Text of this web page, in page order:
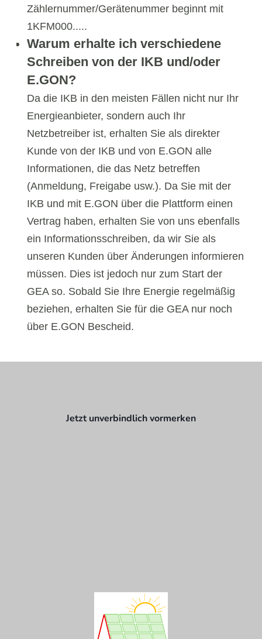
Zählernummer/Gerätenummer beginnt mit
1KFM000.....
Warum erhalte ich verschiedene
Schreiben von der IKB und/oder
E.GON?
Da die IKB in den meisten Fällen nicht nur Ihr
Energieanbieter, sondern auch Ihr
Netzbetreiber ist, erhalten Sie als direkter
Kunde von der IKB und von E.GON alle
Informationen, die das Netz betreffen
(Anmeldung, Freigabe usw.). Da Sie mit der
IKB und mit E.GON über die Plattform einen
Vertrag haben, erhalten Sie von uns ebenfalls
ein Informationsschreiben, da wir Sie als
unseren Kunden über Änderungen informieren
müssen. Dies ist jedoch nur zum Start der
GEA so. Sobald Sie Ihre Energie regelmäßig
beziehen, erhalten Sie für die GEA nur noch
über E.GON Bescheid.
Jetzt unverbindlich vormerken